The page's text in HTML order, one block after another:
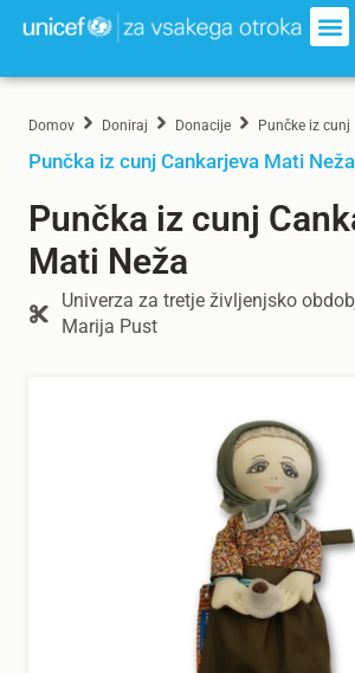
Domov Doniraj Donacije Punčke iz cunj
Punčka iz cunj Cankarjeva Mati Neža
Punčka iz cunj
Mati Neža
Univerza za tretje življenjsko
Marija Pust